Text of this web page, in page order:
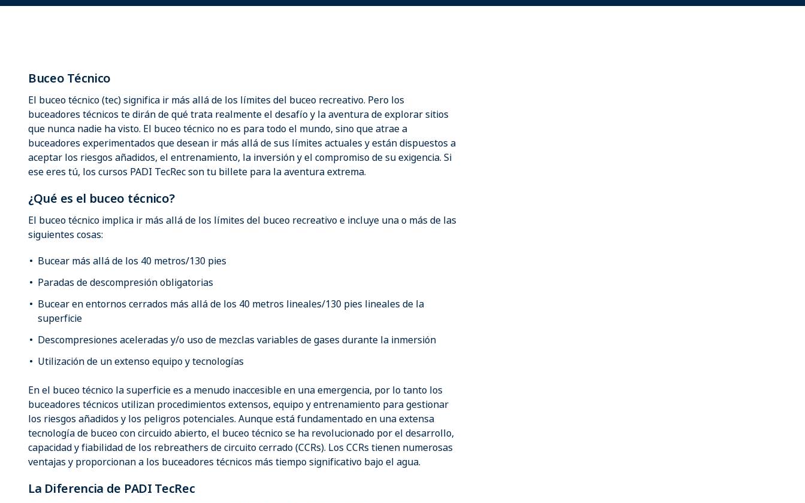
Buceo Técnico
El buceo técnico (tec) significa ir más allá de los límites del buceo recreativo. Pero los
buceadores técnicos te dirán de qué trata realmente el desafío y la aventura de explorar sitios
que nunca nadie ha visto. El buceo técnico no es para todo el mundo, sino que atrae a
buceadores experimentados que desean ir más allá de sus límites actuales y están dispuestos a
aceptar los riesgos añadidos, el entrenamiento, la inversión y el compromiso de su exigencia. Si
ese eres tú, los cursos PADI TecRec son tu billete para la aventura extrema.
¿Qué es el buceo técnico?
El buceo técnico implica ir más allá de los límites del buceo recreativo e incluye una o más de las
siguientes cosas:
Bucear más allá de los 40 metros/130 pies
Paradas de descompresión obligatorias
Bucear en entornos cerrados más allá de los 40 metros lineales/130 pies lineales de la
superficie
Descompresiones aceleradas y/o uso de mezclas variables de gases durante la inmersión
Utilización de un extenso equipo y tecnologías
En el buceo técnico la superficie es a menudo inaccesible en una emergencia, por lo tanto los
buceadores técnicos utilizan procedimientos extensos, equipo y entrenamiento para gestionar
los riesgos añadidos y los peligros potenciales. Aunque está fundamentado en una extensa
tecnología de buceo con circuido abierto, el buceo técnico se ha revolucionado por el desarrollo,
capacidad y fiabilidad de los rebreathers de circuito cerrado (CCRs). Los CCRs tienen numerosas
ventajas y proporcionan a los buceadores técnicos más tiempo significativo bajo el agua.
La Diferencia de PADI TecRec